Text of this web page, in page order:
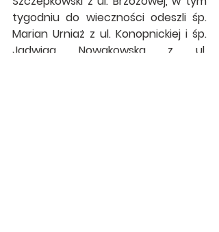
tygodniu do wieczności odeszli śp.
Marian Urniaż z ul. Konopnickiej i śp.
Jadwiga Nowakowska z ul.